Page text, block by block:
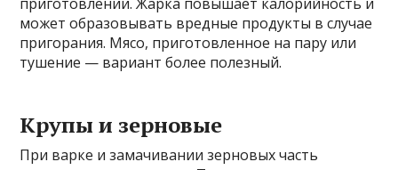
может образовывать вредные продукты в случае
пригорания. Мясо, приготовленное на пару или
тушение — вариант более полезный.
Крупы и зерновые
При варке и замачивании зерновых часть